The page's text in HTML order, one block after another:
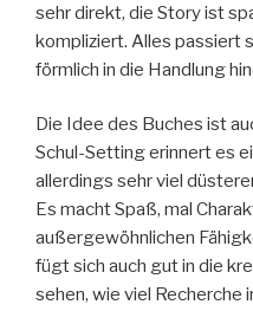
sehr direkt, die Story ist
kompliziert. Alles passiert
förmlich in die Handlung
Die Idee des Buches ist
Schul-Setting erinnert es
allerdings sehr viel
Es macht Spaß, mal
außergewöhnlichen
fügt sich auch gut in die
sehen, wie viel